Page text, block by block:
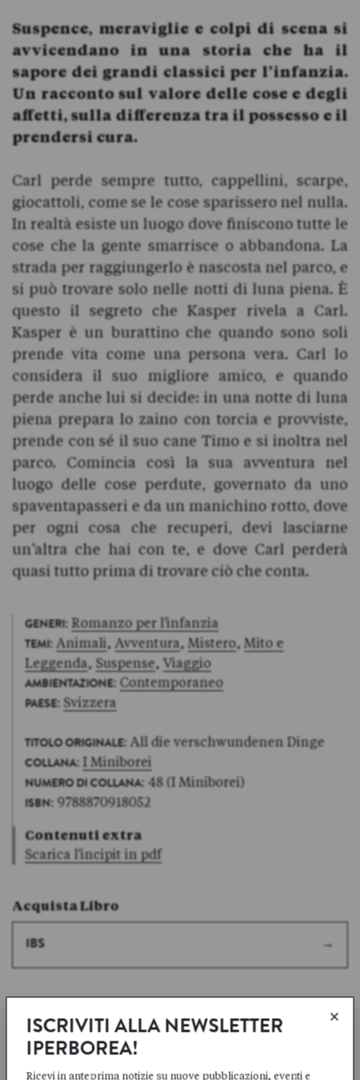
Suspence, meraviglie e colpi di scena si
avvicendano in una storia che ha il
sapore dei grandi classici per l’infanzia.
Un racconto sul valore delle cose e degli
affetti, sulla differenza tra il possesso e il
prendersi cura.
Carl perde sempre tutto, cappellini, scarpe,
giocattoli, come se le cose sparissero nel nulla.
In realtà esiste un luogo dove finisco­no tutte le
cose che la gente smarrisce o abbandona. La
strada per rag­giungerlo è nascosta nel parco, e
si può trovare solo nelle notti di luna piena. È
questo il segreto che Kasper rivela a Carl.
Kasper è un burattino che quando sono soli
prende vita come una persona vera. Carl lo
considera il suo migliore amico, e quando
perde anche lui si decide: in una notte di luna
piena prepara lo zaino con torcia e provviste,
prende con sé il suo cane Timo e si inoltra nel
parco. Comincia così la sua avventura nel
luogo delle cose perdute, go­vernato da uno
spaventapasseri e da un manichino rotto, dove
per ogni cosa che recuperi, devi lasciarne
un’altra che hai con te, e dove Carl perderà
quasi tutto prima di trovare ciò che conta.
GENERI: Romanzo per l'infanzia
TEMI: Animali, Avventura, Mistero, Mito e
Leggenda, Suspense, Viaggio
AMBIENTAZIONE: Contemporaneo
PAESE: Svizzera
TITOLO ORIGINALE: All die verschwundenen Dinge
COLLANA: I Miniborei
NUMERO DI COLLANA: 48 (I Miniborei)
ISBN: 9788870918052
Contenuti extra
Scarica l'incipit in pdf
Acquista Libro
IBS
×
ISCRIVITI ALLA NEWSLETTER
IPERBOREA!
Ricevi in anteprima notizie su nuove pubblicazioni, eventi e